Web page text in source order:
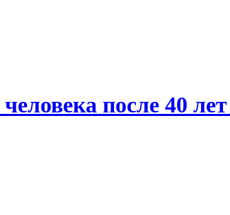
после 40